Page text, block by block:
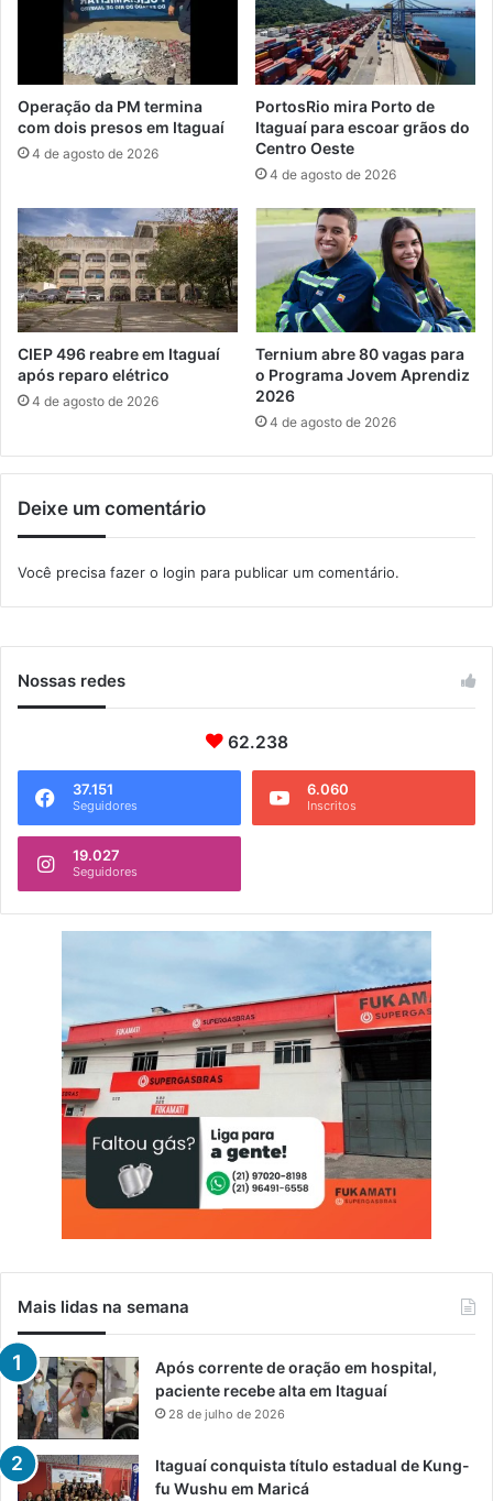
e
a
d
r
e
s
n
o
R
i
o
r
ç
o
f
i
n
a
d
o
s
2
Operação da PM termina
com dois presos em Itaguaí
4 de agosto de 2026
PortosRio mira Porto de
Itaguaí para escoar grãos do
Centro Oeste
4 de agosto de 2026
CIEP 496 reabre em Itaguaí
após reparo elétrico
4 de agosto de 2026
Ternium abre 80 vagas para
o Programa Jovem Aprendiz
2026
4 de agosto de 2026
Deixe um comentário
Você precisa fazer o login para publicar um comentário.
Nossas redes
62.238
37.151
Seguidores
6.060
Inscritos
19.027
Seguidores
Mais lidas na semana
Após corrente de oração em hospital,
paciente recebe alta em Itaguaí
28 de julho de 2026
Itaguaí conquista título estadual de Kung-
fu Wushu em Maricá